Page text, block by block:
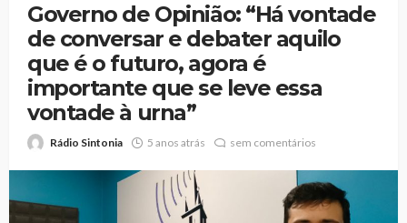
Governo de Opinião: “Há vontade
de conversar e debater aquilo
que é o futuro, agora é
importante que se leve essa
vontade à urna”
Rádio Sintonia 5 anos atrás sem comentários